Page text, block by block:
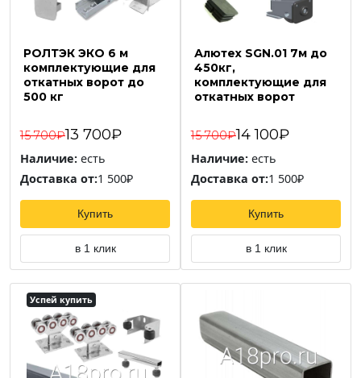
РОЛТЭК ЭКО 6 м
комплектующие для
откатных ворот до
500 кг
15 700₽13 700₽
Наличие: есть
Доставка от:1 500₽
Купить
в 1 клик
Алютех SGN.01 7м до
450кг,
комплектующие для
откатных ворот
15 700₽14 100₽
Наличие: есть
Доставка от:1 500₽
Купить
в 1 клик
Успей купить